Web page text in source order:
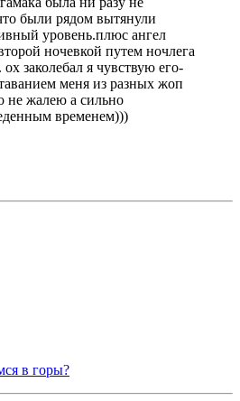
были рядом вытянули
уровень.плюс ангел
ночевкой путем ночлега
заколебал я чувствую его-
меня из разных жоп
не жалею а сильно
временем)))
в горы?